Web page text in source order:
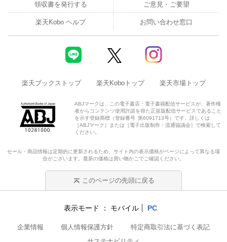
領収書を発行する ご意見・ご要望
楽天Kobo ヘルプ お問い合わせ窓口
楽天ブックストップ 楽天Koboトップ 楽天市場トップ
ABJマークは、この電子書店・電子書籍配信サービスが、著作権
者からコンテンツ使用許諾を得た正規版配信サービスであること
を示す登録商標（登録番号 第6091713号）です。詳しくは
［ABJマーク］または［電子出版制作・流通協議会］で検索して
ください。
セール・商品情報は定期的に更新されるため、サイト内の表示価格がページによって異なる場
合がございます。最新の価格は買い物かごでご確認ください。
このページの先頭に戻る
表示モード モバイル PC
企業情報 個人情報保護方針
特定商取引法に基づく表記